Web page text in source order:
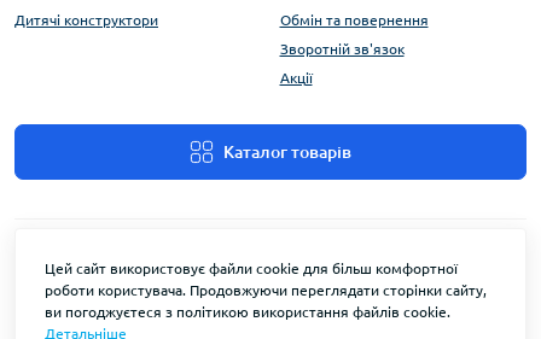
Дитячі конструктори
Обмін та повернення
Зворотній зв'язок
Акції
Каталог товарів
Цей сайт використовує файли cookie для більш комфортної
роботи користувача. Продовжуючи переглядати сторінки сайту,
ви погоджуєтеся з політикою використання файлів cookie.
Детальніше